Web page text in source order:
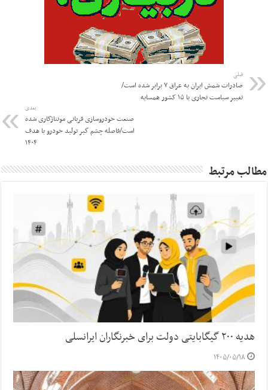
قبلی
صادرات شمش ایران به عراق ۷ برابر شده است/
تغییر سیاست تجاری با ۱۵ کشور همسایه
بعدی
صنعت خودروسازی قربانی مونتاژکاری شده
است/فاصله چشم گیر تولید خودرو با هدف
۱۴۰۴
مطالب مرتبط
هدیه ۲۰۰ گیگابایتی دولت برای خبرنگاران ایرانسلی
۱۴۰۵/۰۵/۱۸